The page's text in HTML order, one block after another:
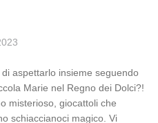
aspettarlo insieme seguendo
Marie nel Regno dei Dolci?!
misterioso, giocattoli che
schiaccianoci magico. Vi